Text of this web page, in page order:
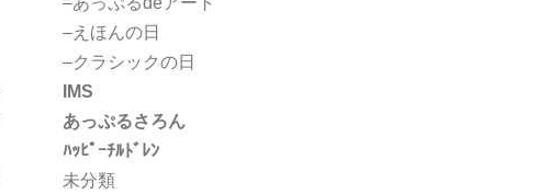
–えほんの日
–クラシックの日
IMS
あっぷるさろん
ﾊｯﾋﾟｰﾁﾙﾄﾞﾚﾝ
未分類